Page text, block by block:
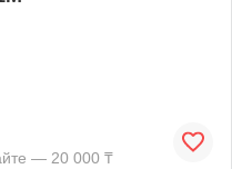
— 20 000 ₸